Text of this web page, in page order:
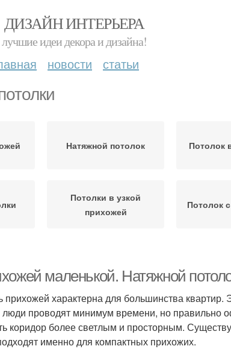
ДИЗАЙН ИНТЕРЬЕРА
лучшие идеи декора и дизайна!
новости статьи
Натяжной потолок Потолок
Потолки в узкой
прихожей
Потолок
маленькой. Натяжной
характерна для большинства квартир.
проводят минимум времени, но правильно
коридор более светлым и просторным.
именно для компактных прихожих.